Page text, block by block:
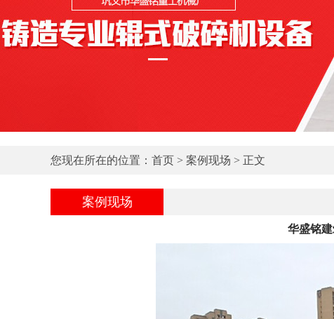
您现在所在的位置： 首页 > 案例现场 > 正文
案例现场
华盛铭